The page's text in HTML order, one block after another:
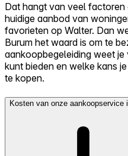
Dat hangt van veel factoren
huidige aanbod van
favorieten op Walter. Dan
Burum het waard is om te
aankoopbegeleiding weet
kunt bieden en welke kans
te kopen.
Kosten van onze aankoopservice